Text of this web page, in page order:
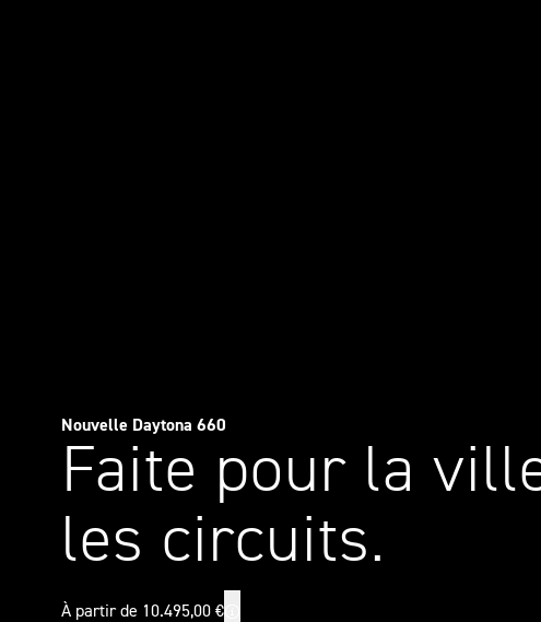
Nouvelle Daytona 660
Faite pour la
les circuits.
À partir de 10.495,00 €